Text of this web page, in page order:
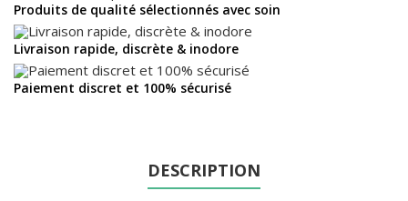
Produits de qualité sélectionnés avec soin
Livraison rapide, discrète & inodore
Paiement discret et 100% sécurisé
DESCRIPTION